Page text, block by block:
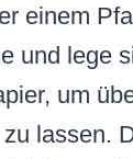
einem
und lege
um
lassen.